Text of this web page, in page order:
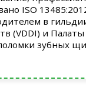
ISO
в
(VDDI) и
зубных